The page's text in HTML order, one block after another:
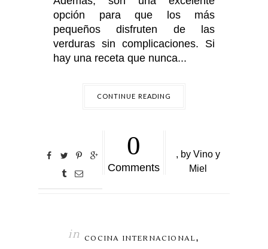
opción para que los más
pequeños disfruten de las
verduras sin complicaciones. Si
hay una receta que nunca...
CONTINUE READING
0
Comments
, by Vino y
Miel
in COCINA INTERNACIONAL,